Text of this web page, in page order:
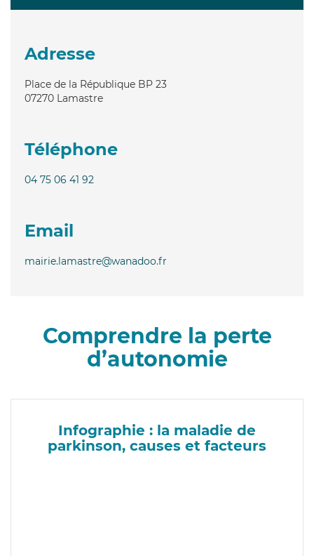
Adresse
Place de la République BP 23
07270 Lamastre
Téléphone
04 75 06 41 92
Email
mairie.lamastre@wanadoo.fr
Comprendre la perte
d’autonomie
Infographie : la maladie de
parkinson, causes et facteurs